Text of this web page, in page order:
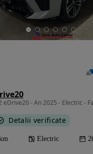
eDrive20 - An 2025 - Electric -
Detalii verificate
Electric